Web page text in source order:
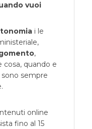
vuoi
i le
,
quando e
sempre
online
fino al 15